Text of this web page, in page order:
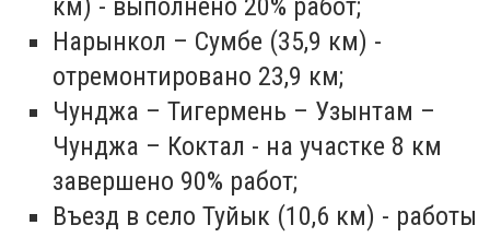
км) - выполнено 20% работ;
Нарынкол – Сумбе (35,9 км) -
отремонтировано 23,9 км;
Чунджа – Тигермень – Узынтам –
Чунджа – Коктал - на участке 8 км
завершено 90% работ;
Въезд в село Туйык (10,6 км) - работы